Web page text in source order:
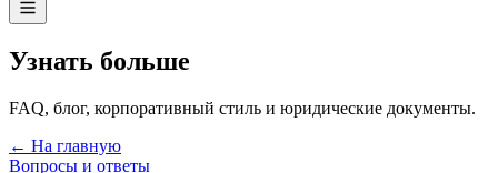
Узнать больше
FAQ, блог, корпоративный стиль и юридические документы.
← На главную
Вопросы и ответы